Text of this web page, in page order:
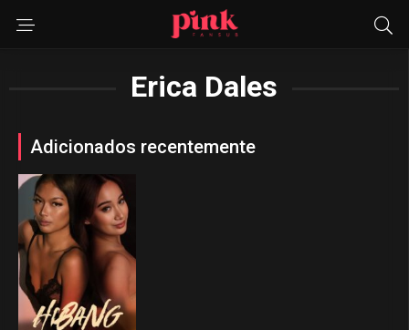
Erica Dales
Adicionados recentemente